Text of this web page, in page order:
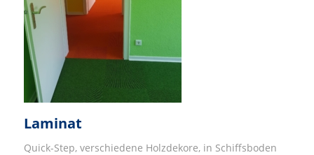
Laminat
Quick-Step, verschiedene Holzdekore, in Schiffsboden